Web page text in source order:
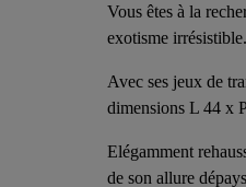
Vous êtes à la
exotisme irrésistible.
Avec ses jeux de
dimensions L 44 x
Elégamment
de son allure